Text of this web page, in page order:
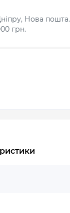
Нова пошта.
грн.